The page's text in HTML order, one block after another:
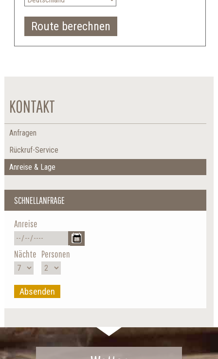
Route berechnen
KONTAKT
Anfragen
Rückruf-Service
Anreise & Lage
SCHNELLANFRAGE
Anreise
Nächte Personen
Absenden